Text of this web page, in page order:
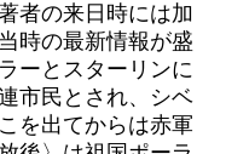
者の来日時には加
時の最新情報が盛
ーとスターリンに
市民とされ、シベ
を出てからは赤軍